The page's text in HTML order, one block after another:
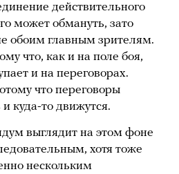
действительного
может обмануть, зато
обоим главным зрителям.
что, как и на поле боя,
и на переговорах.
что переговоры
куда-то движутся.
выглядит на этом фоне
хотя тоже
нескольким